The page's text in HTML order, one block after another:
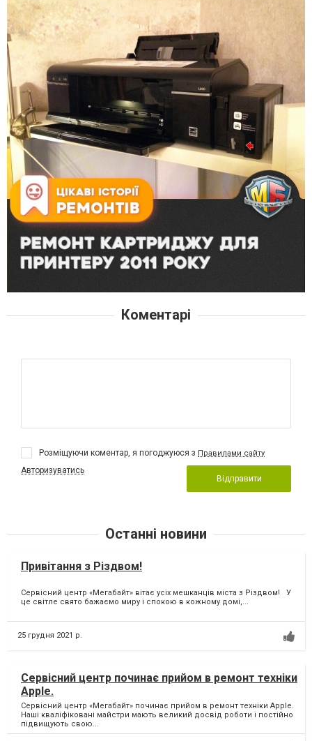
Коментарі
Розміщуючи коментар, я погоджуюся з Правилами сайту
Авторизуватись
Відправити
Останні новини
Привітання з Різдвом!
Сервісний центр «Мегабайт» вітає усіх мешканців міста з Різдвом! У
це світле свято бажаємо миру і спокою в кожному домі,...
25 грудня 2021 р.
Сервісний центр починає прийом в ремонт техніки
Apple.
Сервісний центр «Мегабайт» починає прийом в ремонт техніки Apple.
Наші кваліфіковані майстри мають великий досвід роботи і постійно
підвищують свою...